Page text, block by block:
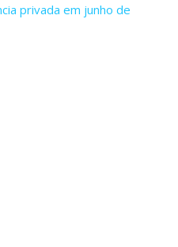
privada em junho de